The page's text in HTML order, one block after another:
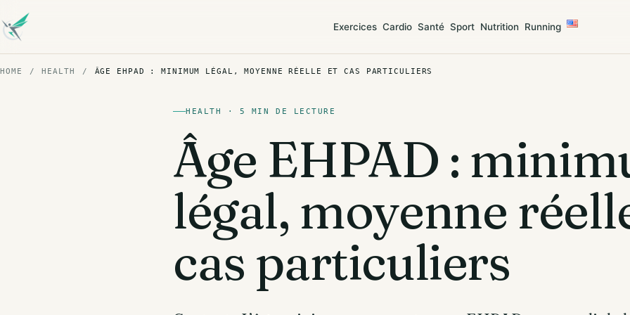
Exercices Cardio Santé Sport Nutrition Running
HOME / HEALTH / ÂGE EHPAD : MINIMUM LÉGAL, MOYENNE RÉELLE ET CAS PARTICULIERS
HEALTH · 5 MIN DE LECTURE
Âge EHPAD :
légal, moyenne
cas particuliers